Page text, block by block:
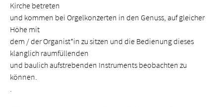
Kirche betreten
und kommen bei Orgelkonzerten in den Genuss, auf gleicher
Höhe mit
dem / der Organist*in zu sitzen und die Bedienung dieses
klanglich raumfüllenden
und baulich aufstrebenden Instruments beobachten zu
können.
.